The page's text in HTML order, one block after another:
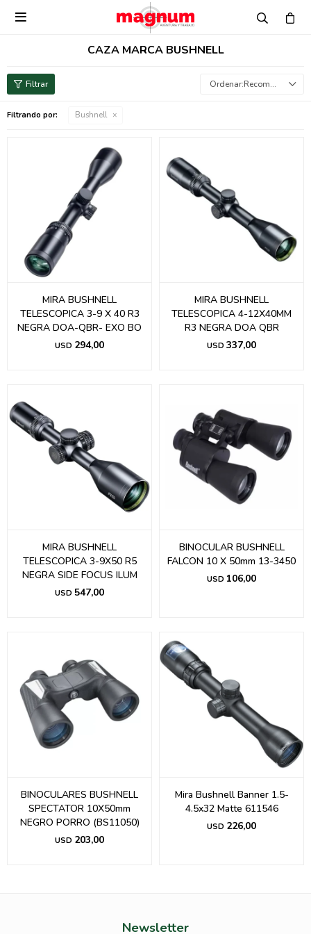

CAZA MARCA BUSHNELL
Recomendados
Filtrando por: Bushnell
MIRA BUSHNELL
TELESCOPICA 3-9 X 40 R3
NEGRA DOA-QBR- EXO BO
USD 294,00
MIRA BUSHNELL
TELESCOPICA 4-12X40MM
R3 NEGRA DOA QBR
USD 337,00
MIRA BUSHNELL
TELESCOPICA 3-9X50 R5
NEGRA SIDE FOCUS ILUM
USD 547,00
BINOCULAR BUSHNELL
FALCON 10 X 50mm 13-3450
USD 106,00
BINOCULARES BUSHNELL
SPECTATOR 10X50mm
NEGRO PORRO (BS11050)
USD 203,00
Mira Bushnell Banner 1.5-
4.5x32 Matte 611546
USD 226,00
Newsletter